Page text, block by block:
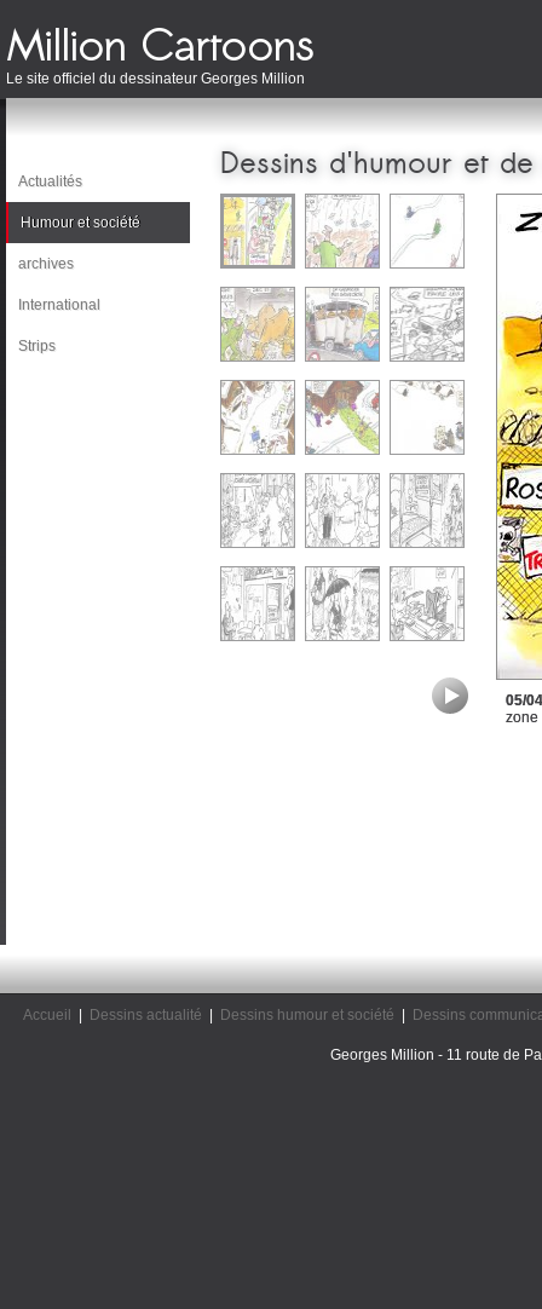
Le site officiel du dessinateur Georges Million
Actualités
Humour et société
archives
International
Strips
Dessins d'humour et
05/
zone
Accueil Dessins actualité Dessins humour et société Dessins
Georges Million - 11 route de